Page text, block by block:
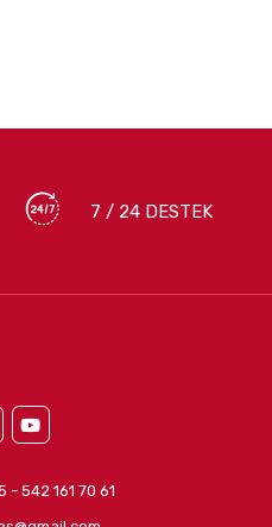
7 / 24 DESTEK
- 542 161 70 61